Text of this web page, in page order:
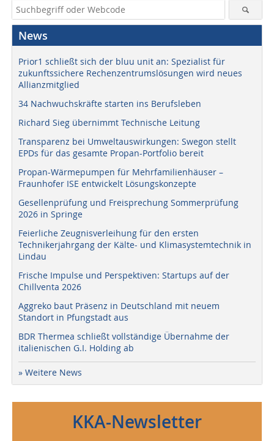
News
Prior1 schließt sich der bluu unit an: Spezialist für
zukunftssichere Rechenzentrumslösungen wird neues
Allianzmitglied
34 Nachwuchskräfte starten ins Berufsleben
Richard Sieg übernimmt Technische Leitung
Transparenz bei Umweltauswirkungen: Swegon stellt
EPDs für das gesamte Propan-Portfolio bereit
Propan-Wärmepumpen für Mehrfamilienhäuser –
Fraunhofer ISE entwickelt Lösungskonzepte
Gesellenprüfung und Freisprechung Sommerprüfung
2026 in Springe
Feierliche Zeugnisverleihung für den ersten
Technikerjahrgang der Kälte- und Klimasystemtechnik in
Lindau
Frische Impulse und Perspektiven: Startups auf der
Chillventa 2026
Aggreko baut Präsenz in Deutschland mit neuem
Standort in Pfungstadt aus
BDR Thermea schließt vollständige Übernahme der
italienischen G.I. Holding ab
» Weitere News
KKA-Newsletter